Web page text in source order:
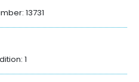
13731
1